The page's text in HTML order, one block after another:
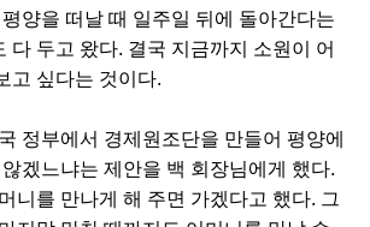
양을 떠날 때 일주일 뒤에 돌아간다는
다 두고 왔다. 결국 지금까지 소원이 어
고 싶다는 것이다.
정부에서 경제원조단을 만들어 평양에
겠느냐는 제안을 백 회장님에게 했다.
니를 만나게 해 주면 가겠다고 했다. 그